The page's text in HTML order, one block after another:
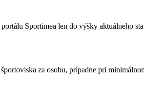
Sportimea len do výšky aktuálneho
za osobu, prípadne pri